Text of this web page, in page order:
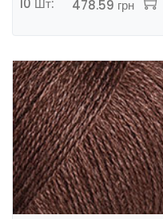
10 Шт:
478.59 грн